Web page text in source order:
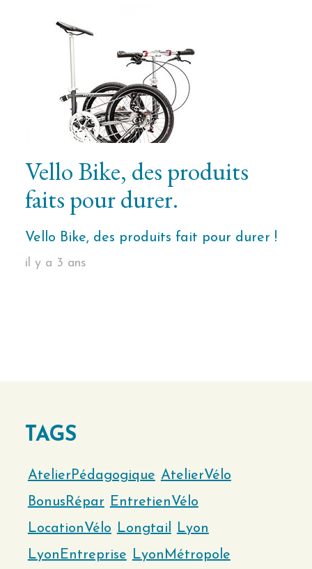
Vello Bike, des produits
faits pour durer.
Vello Bike, des produits fait pour durer !
il y a 3 ans
TAGS
AtelierPédagogique AtelierVélo
BonusRépar EntretienVélo
LocationVélo Longtail Lyon
LyonEntreprise LyonMétropole